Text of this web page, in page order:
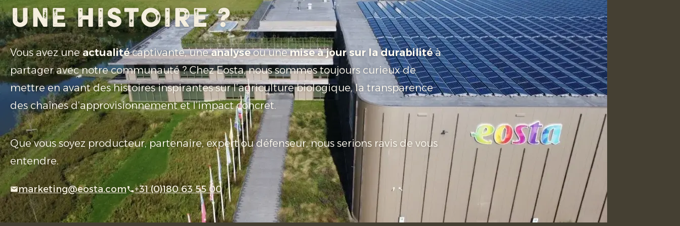
une histoire ?
Vous avez uneactualitécaptivante, uneanalyseou unemise à jour sur la durabilitéà
partager avec notre communauté ? Chez Eosta, nous sommes toujours curieux de
mettre en avant des histoires inspirantes sur l’agriculture biologique, la transparence
des chaînes d’approvisionnement et l’impact concret.
Que vous soyez producteur, partenaire, expert ou défenseur, nous serions ravis de vous
entendre.
marketing@eosta.com +31 (0)180 63 55 00